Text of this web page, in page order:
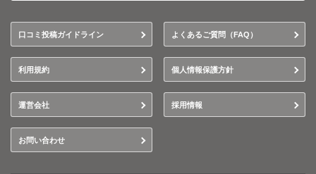
口コミ投稿ガイドライン よくあるご質問（FAQ）
利用規約 個人情報保護方針
運営会社 採用情報
お問い合わせ